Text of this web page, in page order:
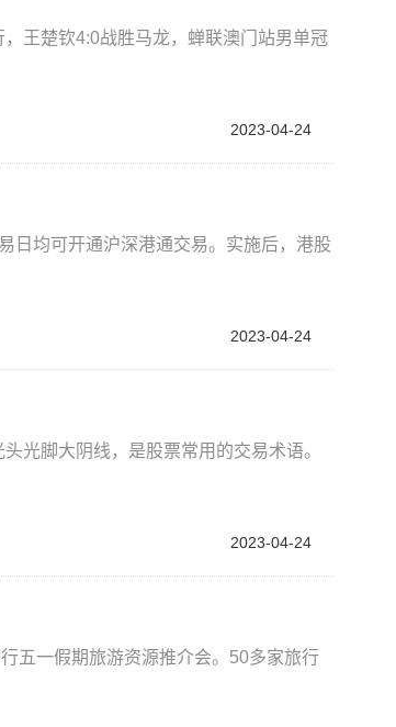
王楚钦4:0战胜马龙，蝉联澳门站男单冠
2023-04-24
日均可开通沪深港通交易。实施后，港股
2023-04-24
光脚大阴线，是股票常用的交易术语。
2023-04-24
五一假期旅游资源推介会。50多家旅行